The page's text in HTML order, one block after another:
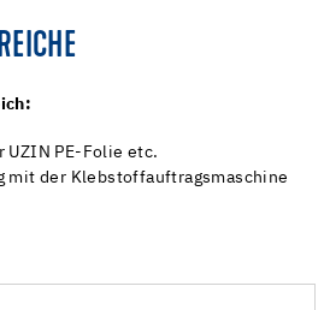
UZIN PE-Folie etc.
mit der Klebstoffauftragsmaschine